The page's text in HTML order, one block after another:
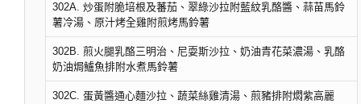
302A. 炒蛋附脆培根及蕃茄、翠綠沙拉附藍紋乳酪醬、蒜苗馬鈴
薯冷湯、原汁烤全雞附煎烤馬鈴薯
302B. 煎火腿乳酪三明治、尼耍斯沙拉、奶油青花菜濃湯、乳酪
奶油焗鱸魚排附水煮馬鈴薯
302C. 蛋黃醬通心麵沙拉、蔬菜絲雞清湯、煎豬排附燜紫高麗